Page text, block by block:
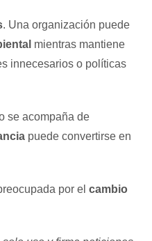
. Una organización puede
mientras mantiene
innecesarios o políticas
se acompaña de
puede convertirse en
por elcambio